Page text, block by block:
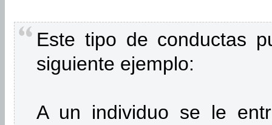
Este tipo de conductas
siguiente ejemplo:
A un individuo se le